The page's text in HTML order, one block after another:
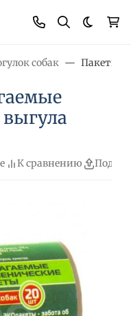
собак Пакеты
выгула
К сравнению